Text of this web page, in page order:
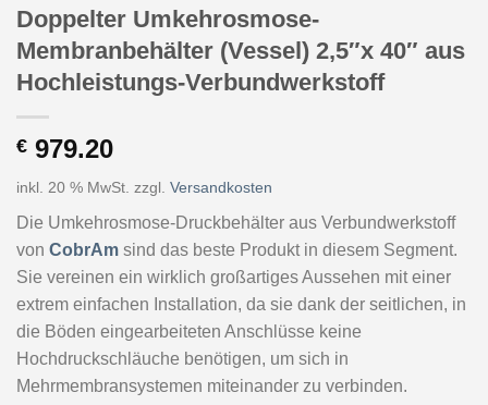
Doppelter Umkehrosmose-
Membranbehälter (Vessel) 2,5″x 40″ aus
Hochleistungs-Verbundwerkstoff
€ 979.20
inkl. 20 % MwSt. zzgl. Versandkosten
Die Umkehrosmose-Druckbehälter aus Verbundwerkstoff
von CobrAm sind das beste Produkt in diesem Segment.
Sie vereinen ein wirklich großartiges Aussehen mit einer
extrem einfachen Installation, da sie dank der seitlichen, in
die Böden eingearbeiteten Anschlüsse keine
Hochdruckschläuche benötigen, um sich in
Mehrmembransystemen miteinander zu verbinden.